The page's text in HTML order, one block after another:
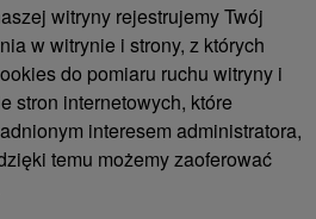
witryny rejestrujemy Twój
w witrynie i strony, z których
do pomiaru ruchu witryny i
stron internetowych, które
interesem administratora,
temu możemy zaoferować